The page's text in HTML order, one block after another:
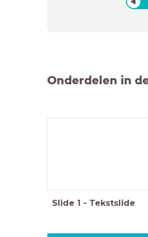
Onderdelen in
Slide 1 - Tekstslide